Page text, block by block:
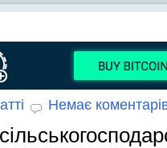
Немає